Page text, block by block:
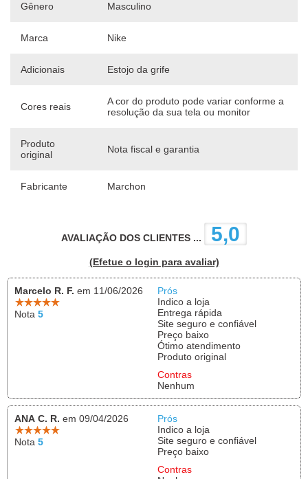
Gênero Masculino
Marca Nike
Adicionais Estojo da grife
Cores reais
A cor do produto pode variar conforme a
resolução da sua tela ou monitor
Produto
original
Nota fiscal e garantia
Fabricante Marchon
AVALIAÇÃO DOS CLIENTES ... 5,0
(Efetue o login para avaliar)
Marcelo R. F. em 11/06/2026
Nota 5
Prós
Indico a loja
Entrega rápida
Site seguro e confiável
Preço baixo
Ótimo atendimento
Produto original
Contras
Nenhum
ANA C. R. em 09/04/2026
Nota 5
Prós
Indico a loja
Site seguro e confiável
Preço baixo
Contras